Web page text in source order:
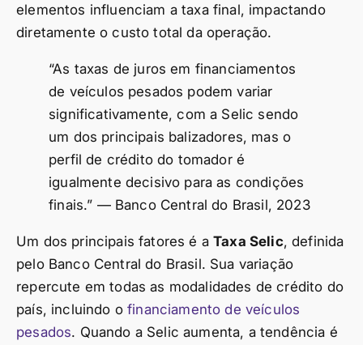
elementos influenciam a taxa final, impactando
diretamente o custo total da operação.
“As taxas de juros em financiamentos
de veículos pesados podem variar
significativamente, com a Selic sendo
um dos principais balizadores, mas o
perfil de crédito do tomador é
igualmente decisivo para as condições
finais.” — Banco Central do Brasil, 2023
Um dos principais fatores é aTaxa Selic, definida
pelo Banco Central do Brasil. Sua variação
repercute em todas as modalidades de crédito do
país, incluindo ofinanciamento de veículos
pesados. Quando a Selic aumenta, a tendência é